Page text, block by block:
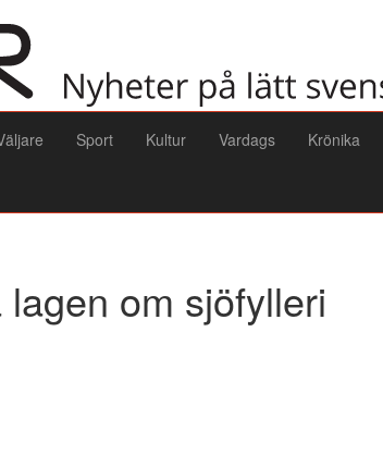
Sport Kultur Vardags Krönika
om sjöfylleri